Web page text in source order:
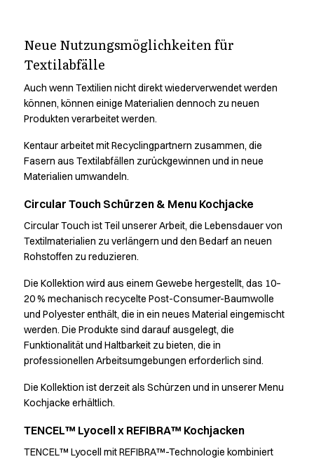
Renewed Essence
Urban Edge
Hosen
Jacken
Kittel
Kleider
Kopfbedeckungen
Poloshirts
Schlupfkasack
Sweat- & Fleecejacken
Sweatshirts
T-Shirts
Westen
Active Line
Basic White
Black Line
Blue Line
Color Line
Comfy Fit
Essential Line
Healthcare Collection mit Tencel Lyocell
Durability is the first step
towards circularity.
Erfahre, wie wir Materialien für langlebige Arbeitskleidung
auswählen und entwickeln
Neue Nutzungsmöglichkeiten für
Textilabfälle
Auch wenn Textilien nicht direkt wiederverwendet werden
können, können einige Materialien dennoch zu neuen
Produkten verarbeitet werden.
Kentaur arbeitet mit Recyclingpartnern zusammen, die
Fasern aus Textilabfällen zurückgewinnen und in neue
Materialien umwandeln.
Circular Touch Schürzen & Menu Kochjacke
Circular Touch ist Teil unserer Arbeit, die Lebensdauer von
Textilmaterialien zu verlängern und den Bedarf an neuen
Rohstoffen zu reduzieren.
Die Kollektion wird aus einem Gewebe hergestellt, das 10–
20 % mechanisch recycelte Post-Consumer-Baumwolle
und Polyester enthält, die in ein neues Material eingemischt
werden. Die Produkte sind darauf ausgelegt, die
Funktionalität und Haltbarkeit zu bieten, die in
professionellen Arbeitsumgebungen erforderlich sind.
Die Kollektion ist derzeit als Schürzen und in unserer Menu
Kochjacke erhältlich.
TENCEL™ Lyocell x REFIBRA™ Kochjacken
TENCEL™ Lyocell mit REFIBRA™-Technologie kombiniert